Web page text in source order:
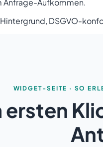
DSGVO-
WIDGET-SEITE · SO
ersten